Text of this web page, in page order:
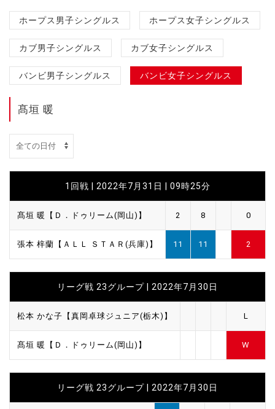
ホープス男子シングルス ホープス女子シングルス
カブ男子シングルス カブ女子シングルス
バンビ男子シングルス バンビ女子シングルス
髙垣 暖
1回戦 | 2022年7月31日 | 09時25分
髙垣 暖【Ｄ．ドゥリーム(岡山)】 2 8 0
張本 梓蘭【ＡＬＬ ＳＴＡＲ(兵庫)】 11 11 2
リーグ戦 23グループ | 2022年7月30日
松本 かな子【真岡卓球ジュニア(栃木)】 L
髙垣 暖【Ｄ．ドゥリーム(岡山)】 W
リーグ戦 23グループ | 2022年7月30日